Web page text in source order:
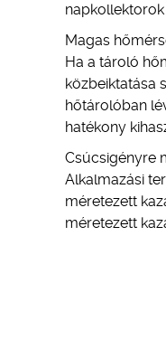
Magas
Ha a tároló
közbeiktatása
hőtárolóban
hatékony
Csúcsigényre
Alkalmazási
méretezett
méretezett